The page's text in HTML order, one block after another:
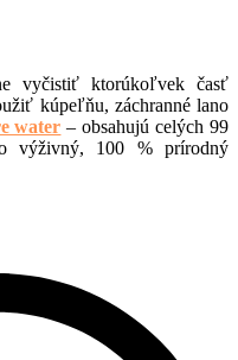
vyčistiť ktorúkoľvek časť
kúpeľňu, záchranné lano
water – obsahujú celých 99
výživný, 100 % prírodný